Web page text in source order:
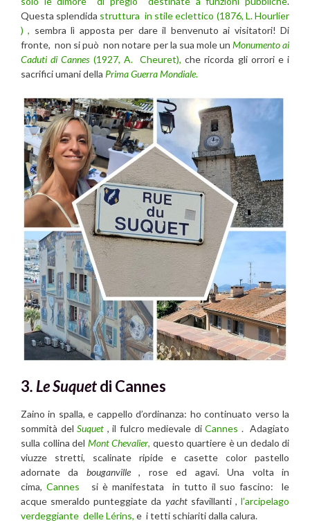
Questa splendida struttura in stile eclettico (1876, L. Hourlier
) , sembra lì apposta per dare il benvenuto ai visitatori! Di
fronte, non si può non notare per la sua mole un Monumento ai
Caduti di Cannes(1927, A. Cheuret), che ricorda gli orrori e i
sacrifici umani della Prima Guerra Mondiale.
3. LeSuquetdi Cannes
Zaino in spalla, e cappello d’ordinanza: ho continuato verso la
sommità delSuquet , il fulcro medievale diCannes . Adagiato
sulla collina del Mont Chevalier, questo quartiere è un dedalo di
viuzze stretti, scalinate ripide e casette color pastello
adornate da bouganville, rose ed agavi. Una volta in
cima, Cannes
si è manifestata in tutto il suo fascino: le
acque smeraldo punteggiate da yachtsfavillanti ,l’arcipelago
verdeggiante delle Lérins, e i tetti schiariti dalla calura.